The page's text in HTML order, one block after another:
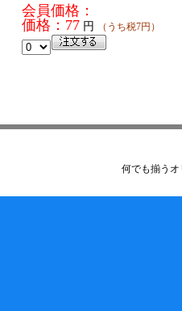
会員価格：
価格：77 円 （うち税7円）
何でも揃う